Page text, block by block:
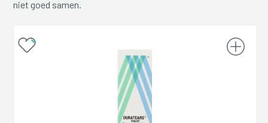
niet goed samen.